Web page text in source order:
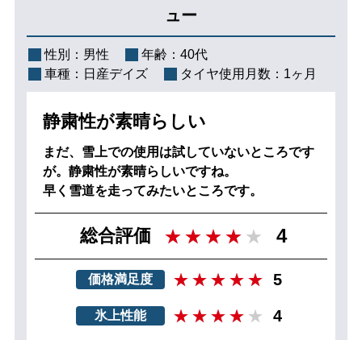
ュー
性別： 男性 年齢： 40代
車種： 日産デイズ タイヤ使用月数： 1ヶ月
静粛性が素晴らしい
まだ、雪上での使用は試していないところです
が。静粛性が素晴らしいですね。
早く雪道を走ってみたいところです。
総合評価 4
価格満足度 5
氷上性能 4